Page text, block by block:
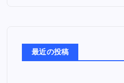
最近の投稿